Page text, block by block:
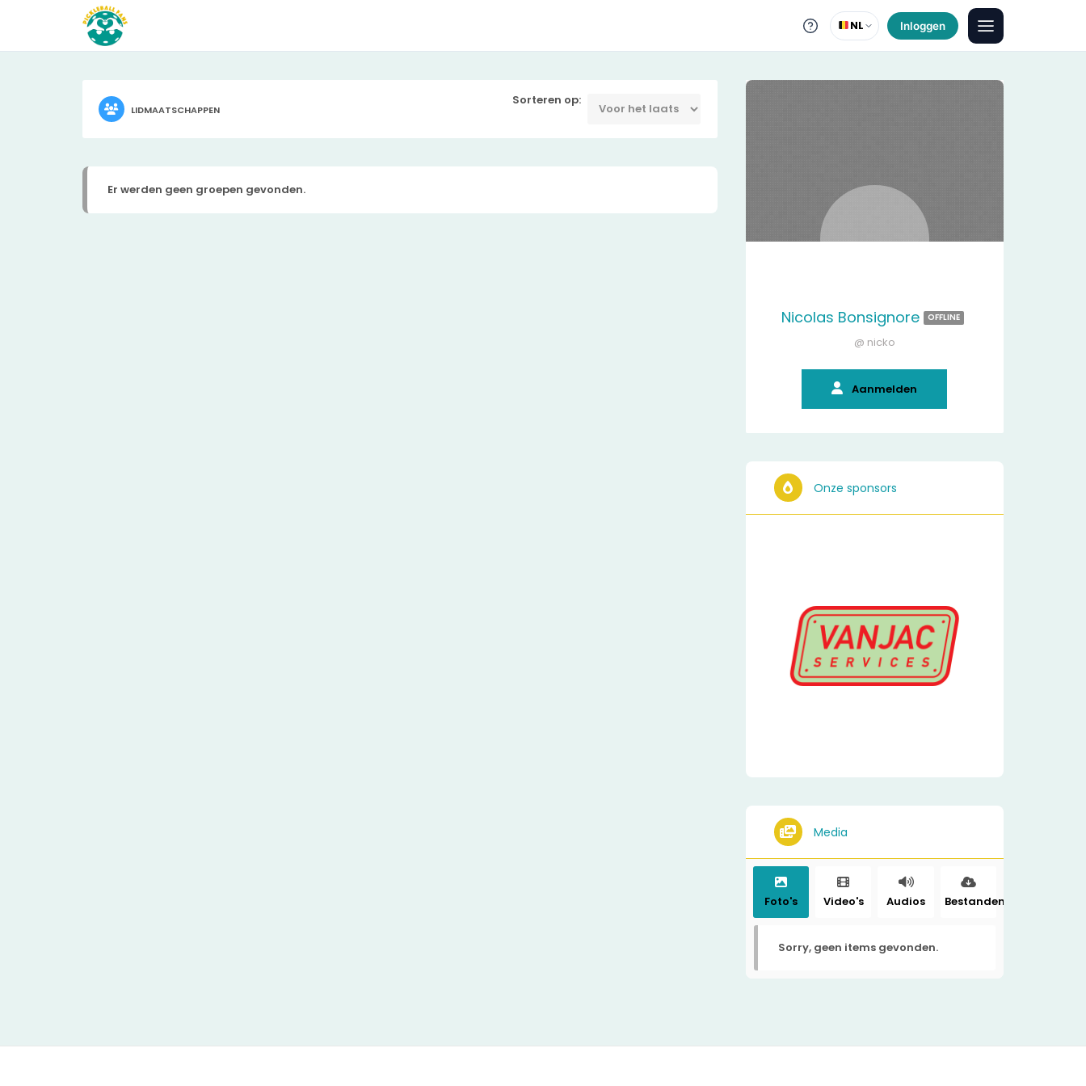
LIDMAATSCHAPPEN
Sorteren op:
Er werden geen groepen gevonden.
Nicolas Bonsignore OFFLINE
@ nicko
Aanmelden
Onze sponsors
Media
Foto's Video's Audios Bestanden
Sorry, geen items gevonden.
NL Inloggen